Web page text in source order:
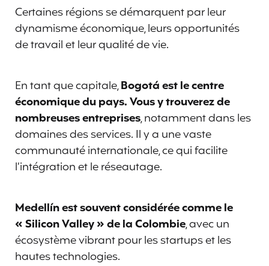
Certaines régions se démarquent par leur
dynamisme économique, leurs opportunités
de travail et leur qualité de vie.
En tant que capitale,Bogotá est le centre
économique du pays. Vous y trouverez de
nombreuses entreprises, notamment dans les
domaines des services. Il y a une vaste
communauté internationale, ce qui facilite
l’intégration et le réseautage.
Medellín est souvent considérée comme le
« Silicon Valley » de la Colombie, avec un
écosystème vibrant pour les startups et les
hautes technologies.